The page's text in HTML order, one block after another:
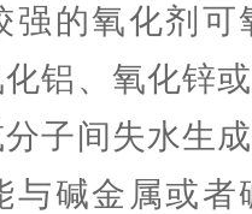
强的氧化剂
化铝、氧化锌
子间失水生
与碱金属或者